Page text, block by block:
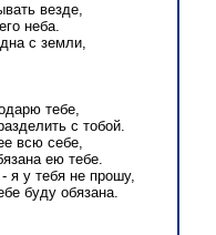
везде,
неба.
с земли,
тебе,
с тобой.
всю себе,
ею тебе.
я у тебя не прошу,
буду обязана.